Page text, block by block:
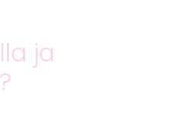
ja